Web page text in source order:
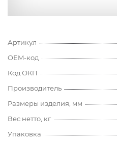
Артикул
OEM-код
Код ОКП
Производитель
Размеры изделия, мм
Вес нетто, кг
Упаковка